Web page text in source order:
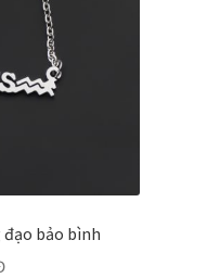
đạo bảo bình